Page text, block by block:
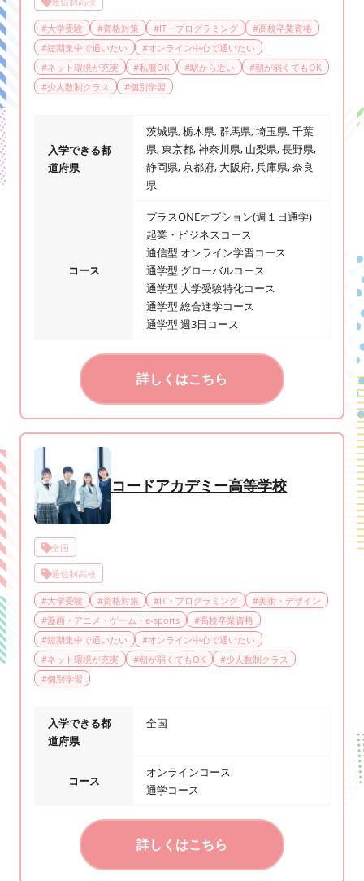
#大学受験 #資格対策 #IT・プログラミング #高校卒業資格
#短期集中で通いたい #オンライン中心で通いたい
#ネット環境が充実 #私服OK #駅から近い #朝が弱くてもOK
#少人数制クラス #個別学習
入学できる都
道府県
茨城県, 栃木県, 群馬県, 埼玉県, 千葉
県, 東京都, 神奈川県, 山梨県, 長野県,
静岡県, 京都府, 大阪府, 兵庫県, 奈良
県
コース
プラスONEオプション(週１日通学)
起業・ビジネスコース
通信型 オンライン学習コース
通学型 グローバルコース
通学型 大学受験特化コース
通学型 総合進学コース
通学型 週3日コース
詳しくはこちら
コードアカデミー高等学校
全国
通信制高校
#大学受験 #資格対策 #IT・プログラミング #美術・デザイン
#漫画・アニメ・ゲーム・e-sports #高校卒業資格
#短期集中で通いたい #オンライン中心で通いたい
#ネット環境が充実 #朝が弱くてもOK #少人数制クラス
#個別学習
入学できる都
道府県
全国
コース
オンラインコース
通学コース
詳しくはこちら